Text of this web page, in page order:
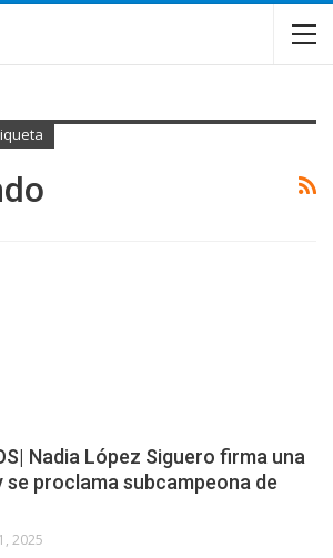
Nadia López Siguero firma una
proclama subcampeona de
2025